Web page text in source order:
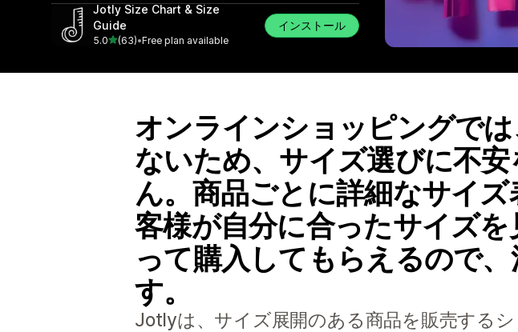
Jotly Size Chart & Size
Guide
5.05つ星中
(63)
合計レビュー数：63件
•Free plan available
インストール
オンラインショッピングで
ないため、サイズ選びに不
ん。商品ごとに詳細なサイ
客様が自分に合ったサイズ
って購入してもらえるので
す。
Jotlyは、サイズ展開のある商品を販売する